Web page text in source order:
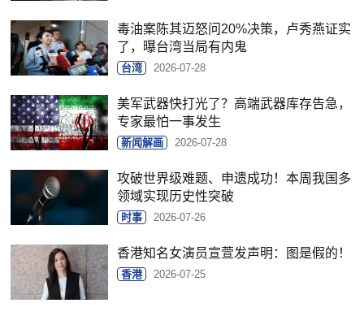
毒油案陈其迈怒问20%决策，卢秀燕证实
了，曝台湾当局有内鬼
台湾 2026-07-28
美军武器快打光了？高端武器库存告急，
专家最怕一事发生
新闻解画 2026-07-28
攻破世界级难题、申遗成功！本周我国多
领域实现历史性突破
时事 2026-07-26
香港知名女演员宣萱发声明：图是假的！
香港 2026-07-25